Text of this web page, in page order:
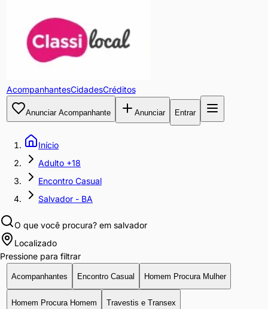
AcompanhantesCidadesCréditos
Anunciar Acompanhante Anunciar Entrar
Início
Adulto +18
Encontro Casual
Salvador - BA
O que você procura? em salvador
Localizado
Pressione para filtrar
Acompanhantes Encontro Casual Homem Procura Mulher
Homem Procura Homem Travestis e Transex